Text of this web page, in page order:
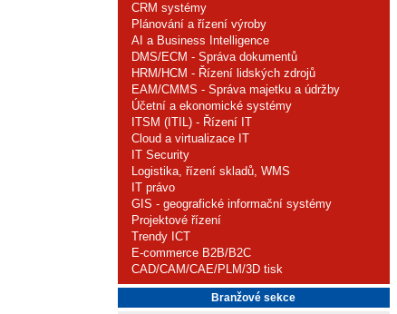
CRM systémy
Plánování a řízení výroby
AI a Business Intelligence
DMS/ECM - Správa dokumentů
HRM/HCM - Řízení lidských zdrojů
EAM/CMMS - Správa majetku a údržby
Účetní a ekonomické systémy
ITSM (ITIL) - Řízení IT
Cloud a virtualizace IT
IT Security
Logistika, řízení skladů, WMS
IT právo
GIS - geografické informační systémy
Projektové řízení
Trendy ICT
E-commerce B2B/B2C
CAD/CAM/CAE/PLM/3D tisk
Branžové sekce